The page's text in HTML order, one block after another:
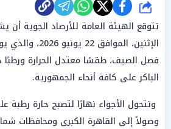
شارك
تتوقع الهيئة العامة للأرصاد الجوية
الإثنين، الموافق
فصل الصيف، طقسًا معتدل الحرارة ورطبًا
الباكر على كافة أنحاء الجمهورية.
وتتحول الأجواء نهارًا لتصبح حارة رطبة
وصولاً إلى القاهرة الكبرى ومحافظات